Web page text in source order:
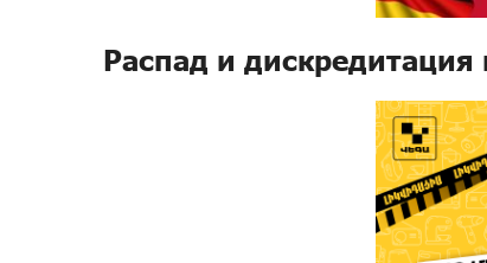
Распад и дискредитация